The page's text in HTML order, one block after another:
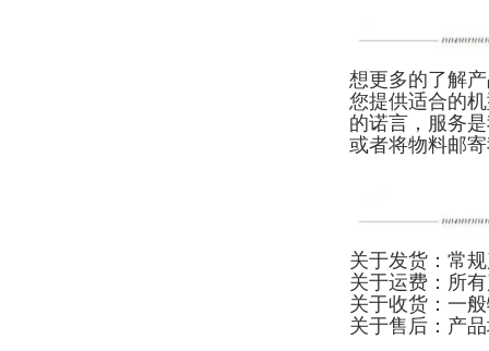
想更多的了解
您提供适合的
的诺言，服务
或者将物料邮
关于发货：常
关于运费：所
关于收货：一
关于售后：产